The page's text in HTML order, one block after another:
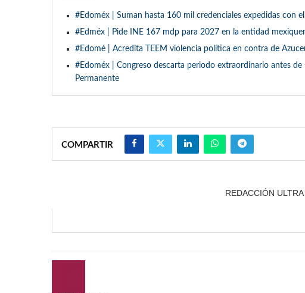
#Edoméx | Suman hasta 160 mil credenciales expedidas con
#Edméx | Pide INE 167 mdp para 2027 en la entidad
#Edomé | Acredita TEEM violencia política en contra de
#Edoméx | Congreso descarta periodo extraordinario antes
Permanente
COMPARTIR
REDACCIÓN